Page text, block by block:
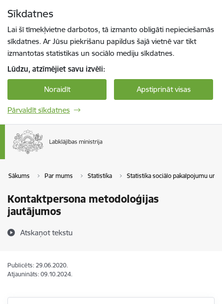
Sīkdatnes
Lai šī tīmekļvietne darbotos, tā izmanto obligāti nepieciešamās
sīkdatnes. Ar Jūsu piekrišanu papildus šajā vietnē var tikt
izmantotas statistikas un sociālo mediju sīkdatnes.
Lūdzu, atzīmējiet savu izvēli:
Noraidīt Apstiprināt visas
Pārvaldīt sīkdatnes
Sākums Par mums Statistika Statistika sociālo pakalpojumu un
Kontaktpersona metodoloģijas
jautājumos
Atskaņot tekstu
Publicēts: 29.06.2020.
Atjaunināts: 09.10.2024.